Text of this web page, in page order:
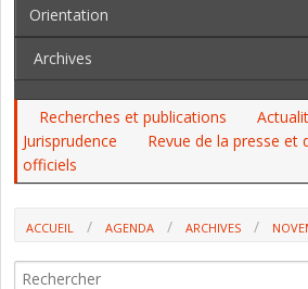
Orientation
Archives
Recherches et publications
Jurisprudence
Revue de la presse et
officiels
ACCUEIL AGENDA ARCHIVES